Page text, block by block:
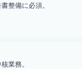
整備に必須。
業務。